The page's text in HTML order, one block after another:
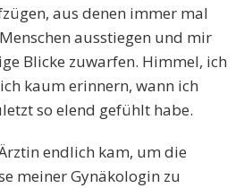
aus denen immer mal
ausstiegen und mir
Blicke zuwarfen. Himmel, ich
kaum erinnern, wann ich
so elend gefühlt habe.
endlich kam, um die
meiner Gynäkologin zu